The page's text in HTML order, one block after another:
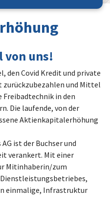
von uns!
den Covid Kredit und private
zurückzubezahlen und Mittel
Freibadtechnik in den
Die laufende, von der
Aktienkapitalerhöhung
ist der Buchser und
verankert. Mit einer
Mitinhaberin/zum
einmalige, Infrastruktur